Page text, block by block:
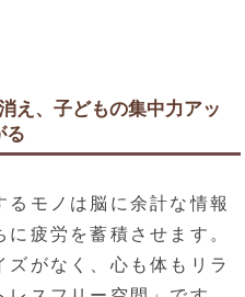
え、子どもの集中力アッ
る
モノは脳に余計な情報
疲労を蓄積させます。
がなく、心も体もリラ